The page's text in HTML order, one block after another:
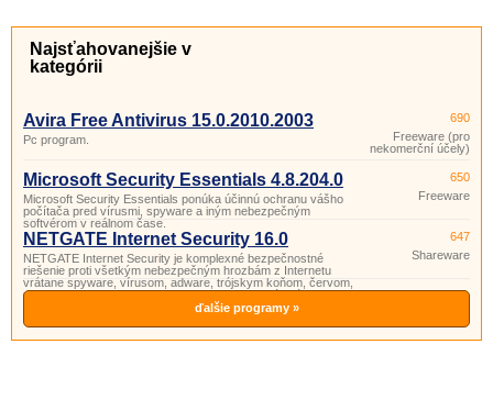
Najsťahovanejšie v
kategórii
Avira Free Antivirus 15.0.2010.2003
Pc program.
690
Freeware (pro
nekomerční účely)
Microsoft Security Essentials 4.8.204.0
Microsoft Security Essentials ponúka účinnú ochranu vášho
počítača pred vírusmi, spyware a iným nebezpečným
softvérom v reálnom čase.
650
Freeware
NETGATE Internet Security 16.0
NETGATE Internet Security je komplexné bezpečnostné
riešenie proti všetkým nebezpečným hrozbám z Internetu
vrátane spyware, vírusom, adware, trójskym koňom, červom,
rootkitom, phishingu, spamu a hakerom pozostávajúci z anti-
spyware, anti-virus, anti-spam, anti-rootkit, anti-phishing a
647
Shareware
ďalšie programy »